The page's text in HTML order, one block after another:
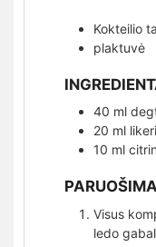
Kokteilio
plaktuvė
40 ml
20 ml
10 ml
Visus
ledo